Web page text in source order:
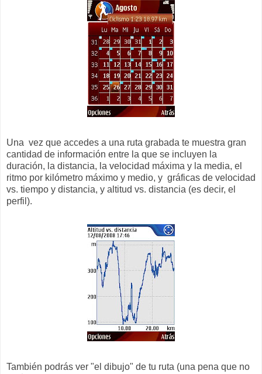
Una vez que accedes a una ruta grabada te muestra gran
cantidad de información entre la que se incluyen la
duración, la distancia, la velocidad máxima y la media, el
ritmo por kilómetro máximo y medio, y gráficas de velocidad
vs. tiempo y distancia, y altitud vs. distancia (es decir, el
perfil).
También podrás ver "el dibujo" de tu ruta (una pena que no